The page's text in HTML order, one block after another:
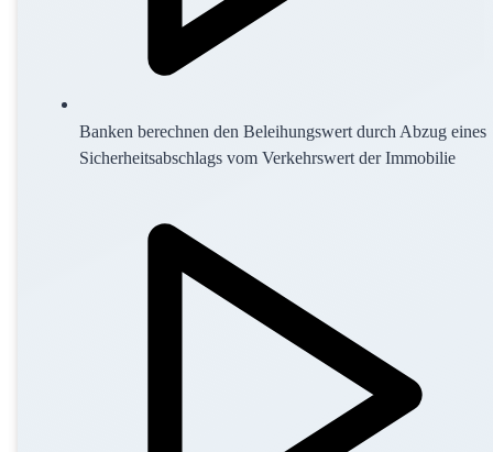
Banken berechnen den Beleihungswert durch Abzug eines
Sicherheitsabschlags vom Verkehrswert der Immobilie